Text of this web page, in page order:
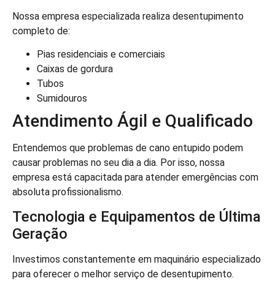
Nossa empresa especializada realiza desentupimento
completo de:
Pias residenciais e comerciais
Caixas de gordura
Tubos
Sumidouros
Atendimento Ágil e Qualificado
Entendemos que problemas de cano entupido podem
causar problemas no seu dia a dia. Por isso, nossa
empresa está capacitada para atender emergências com
absoluta profissionalismo.
Tecnologia e Equipamentos de Última
Geração
Investimos constantemente em maquinário especializado
para oferecer o melhor serviço de desentupimento.